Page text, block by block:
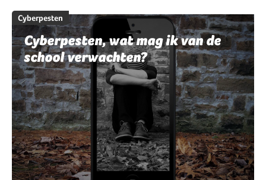
Cyberpesten
Cyberpesten, wat mag ik van de
school verwachten?